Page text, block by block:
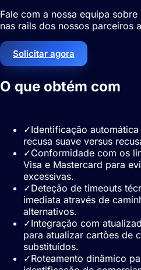
Fale com a nossa equipa
nas rails dos nossos parceiros
Solicitar agora
O que obtém com
✓Identificação
recusa suave versus
✓Conformidade com os
Visa e Mastercard para
excessivas.
✓Deteção de timeouts
imediata através de
alternativos.
✓Integração com
para atualizar cartões de
substituídos.
✓Roteamento dinâmico